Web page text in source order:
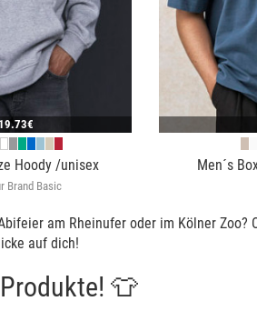
19.73€
Hoody /unisex
Brand Basic
Men´s
am Rheinufer oder im Kölner Zoo?
auf dich!
👕